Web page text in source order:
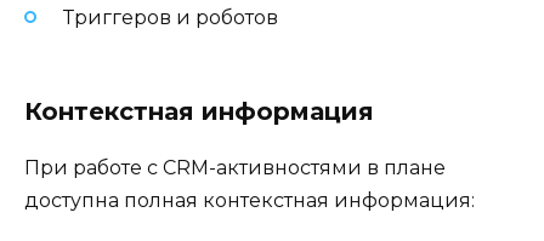
Триггеров и роботов
Контекстная информация
При работе с CRM-активностями в плане
доступна полная контекстная информация: